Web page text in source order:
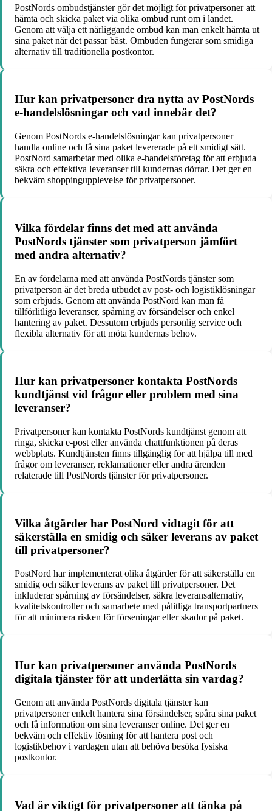
PostNords ombudstjänster gör det möjligt för privatpersoner att
hämta och skicka paket via olika ombud runt om i landet.
Genom att välja ett närliggande ombud kan man enkelt hämta ut
sina paket när det passar bäst. Ombuden fungerar som smidiga
alternativ till traditionella postkontor.
Hur kan privatpersoner dra nytta av PostNords
e-handelslösningar och vad innebär det?
Genom PostNords e-handelslösningar kan privatpersoner
handla online och få sina paket levererade på ett smidigt sätt.
PostNord samarbetar med olika e-handelsföretag för att erbjuda
säkra och effektiva leveranser till kundernas dörrar. Det ger en
bekväm shoppingupplevelse för privatpersoner.
Vilka fördelar finns det med att använda
PostNords tjänster som privatperson jämfört
med andra alternativ?
En av fördelarna med att använda PostNords tjänster som
privatperson är det breda utbudet av post- och logistiklösningar
som erbjuds. Genom att använda PostNord kan man få
tillförlitliga leveranser, spårning av försändelser och enkel
hantering av paket. Dessutom erbjuds personlig service och
flexibla alternativ för att möta kundernas behov.
Hur kan privatpersoner kontakta PostNords
kundtjänst vid frågor eller problem med sina
leveranser?
Privatpersoner kan kontakta PostNords kundtjänst genom att
ringa, skicka e-post eller använda chattfunktionen på deras
webbplats. Kundtjänsten finns tillgänglig för att hjälpa till med
frågor om leveranser, reklamationer eller andra ärenden
relaterade till PostNords tjänster för privatpersoner.
Vilka åtgärder har PostNord vidtagit för att
säkerställa en smidig och säker leverans av paket
till privatpersoner?
PostNord har implementerat olika åtgärder för att säkerställa en
smidig och säker leverans av paket till privatpersoner. Det
inkluderar spårning av försändelser, säkra leveransalternativ,
kvalitetskontroller och samarbete med pålitliga transportpartners
för att minimera risken för förseningar eller skador på paket.
Hur kan privatpersoner använda PostNords
digitala tjänster för att underlätta sin vardag?
Genom att använda PostNords digitala tjänster kan
privatpersoner enkelt hantera sina försändelser, spåra sina paket
och få information om sina leveranser online. Det ger en
bekväm och effektiv lösning för att hantera post och
logistikbehov i vardagen utan att behöva besöka fysiska
postkontor.
Vad är viktigt för privatpersoner att tänka på